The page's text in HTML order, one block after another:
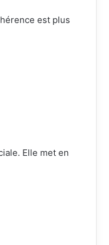
est plus
Elle met en